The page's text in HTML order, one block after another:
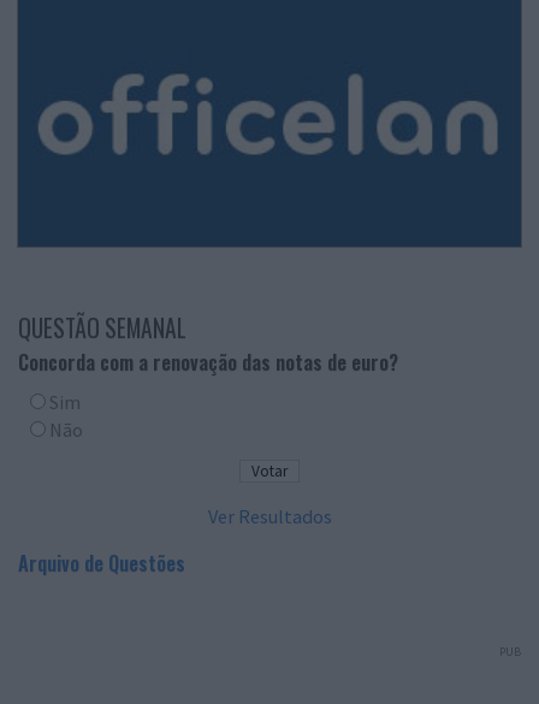
QUESTÃO SEMANAL
Concorda com a renovação das notas de euro?
Sim
Não
Ver Resultados
Arquivo de Questões
PUB